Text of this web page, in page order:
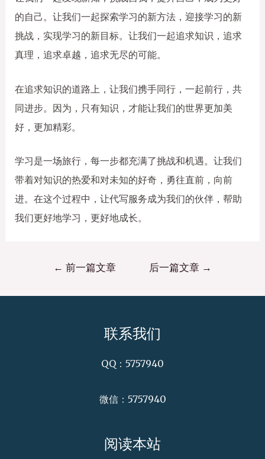
的自己。让我们一起探索学习的新方法，迎接学习的新
挑战，实现学习的新目标。让我们一起追求知识，追求
真理，追求卓越，追求无尽的可能。
在追求知识的道路上，让我们携手同行，一起前行，共
同进步。因为，只有知识，才能让我们的世界更加美
好，更加精彩。
学习是一场旅行，每一步都充满了挑战和机遇。让我们
带着对知识的热爱和对未知的好奇，勇往直前，向前
进。在这个过程中，让代写服务成为我们的伙伴，帮助
我们更好地学习，更好地成长。
← 前一篇文章 后一篇文章 →
联系我们
QQ：5757940
微信：5757940
阅读本站